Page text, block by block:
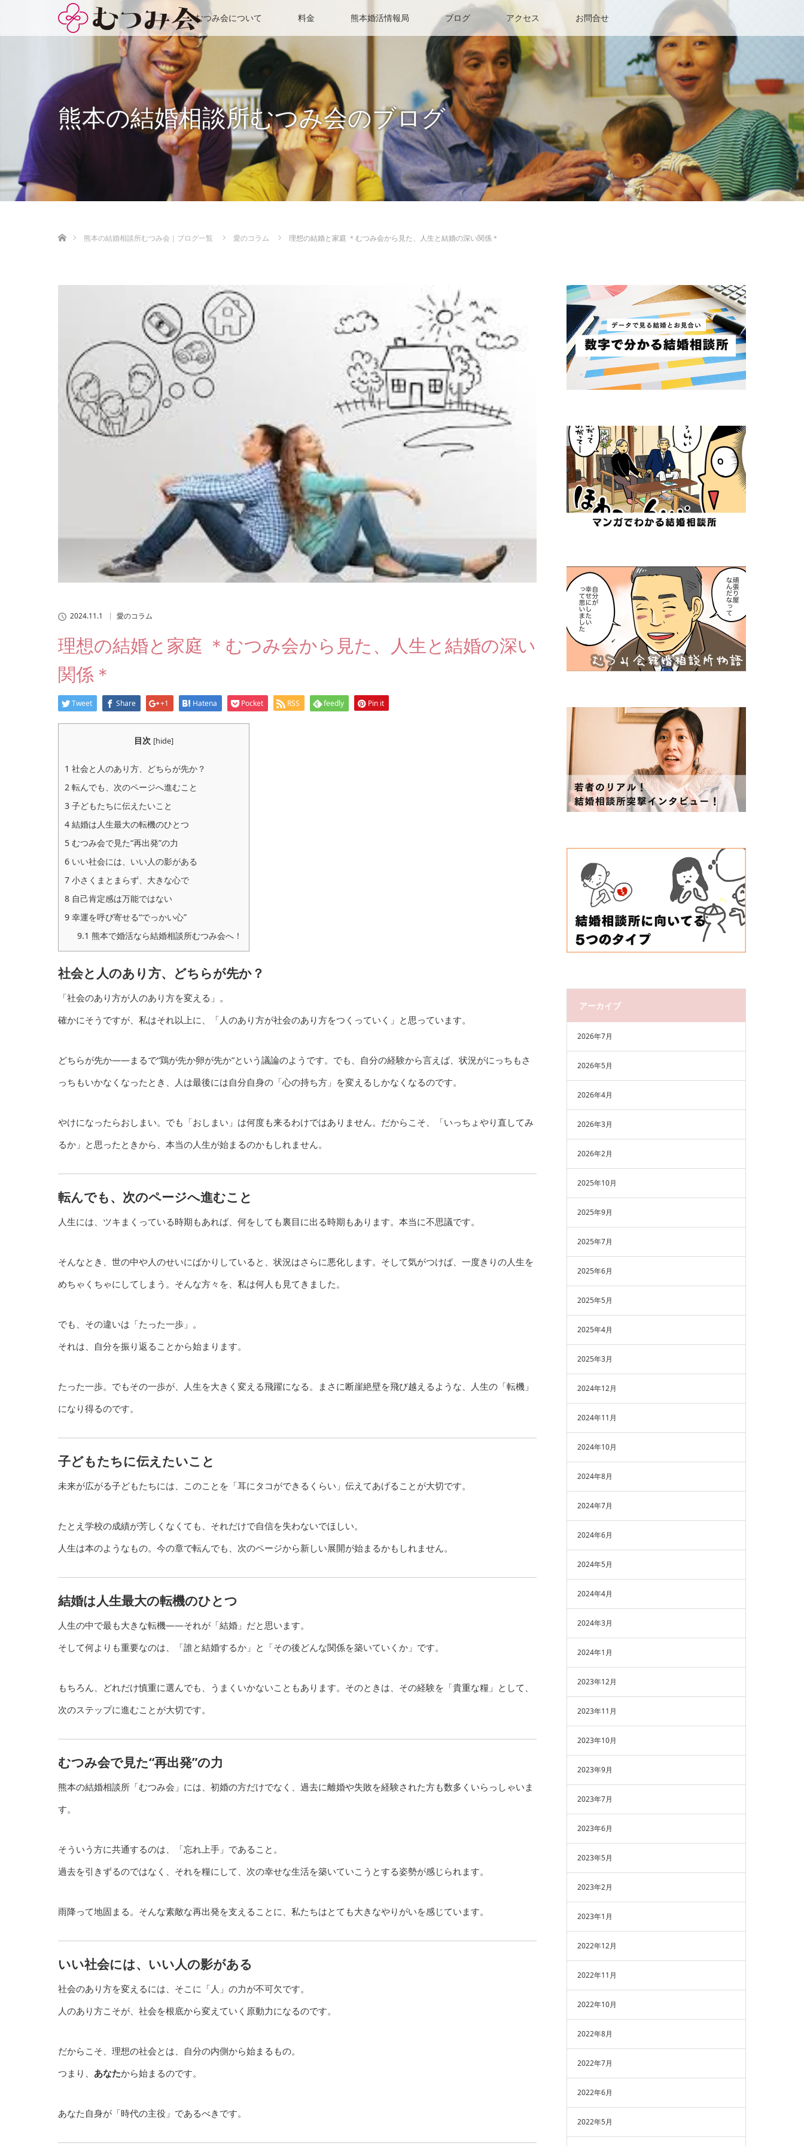
むつみ会について 料金 熊本婚活情報局 ブログ アクセス お問合せ
熊本の結婚相談所むつみ会のブログ
熊本の結婚相談所むつみ会｜ブログ一覧
愛のコラム 理想の結婚と家庭 ＊むつみ会から見た、人生と結婚の深い関係＊
2024.11.1 愛のコラム
理想の結婚と家庭 ＊むつみ会から見た、人生と結婚の深い
関係＊
Tweet Share +1 Hatena Pocket RSS feedly Pin it
目次 [hide]
1 社会と人のあり方、どちらが先か？
2 転んでも、次のページへ進むこと
3 子どもたちに伝えたいこと
4 結婚は人生最大の転機のひとつ
5 むつみ会で見た“再出発”の力
6 いい社会には、いい人の影がある
7 小さくまとまらず、大きな心で
8 自己肯定感は万能ではない
9 幸運を呼び寄せる“でっかい心”
9.1 熊本で婚活なら結婚相談所むつみ会へ！
社会と人のあり方、どちらが先か？
「社会のあり方が人のあり方を変える」。
確かにそうですが、私はそれ以上に、「人のあり方が社会のあり方をつくっていく」と思っています。
どちらが先か——まるで“鶏が先か卵が先か”という議論のようです。でも、自分の経験から言えば、状況がにっちもさ
っちもいかなくなったとき、人は最後には自分自身の「心の持ち方」を変えるしかなくなるのです。
やけになったらおしまい。でも「おしまい」は何度も来るわけではありません。だからこそ、「いっちょやり直してみ
るか」と思ったときから、本当の人生が始まるのかもしれません。
転んでも、次のページへ進むこと
人生には、ツキまくっている時期もあれば、何をしても裏目に出る時期もあります。本当に不思議です。
そんなとき、世の中や人のせいにばかりしていると、状況はさらに悪化します。そして気がつけば、一度きりの人生を
めちゃくちゃにしてしまう。そんな方々を、私は何人も見てきました。
でも、その違いは「たった一歩」。
それは、自分を振り返ることから始まります。
たった一歩。でもその一歩が、人生を大きく変える飛躍になる。まさに断崖絶壁を飛び越えるような、人生の「転機」
になり得るのです。
子どもたちに伝えたいこと
未来が広がる子どもたちには、このことを「耳にタコができるくらい」伝えてあげることが大切です。
たとえ学校の成績が芳しくなくても、それだけで自信を失わないでほしい。
人生は本のようなもの。今の章で転んでも、次のページから新しい展開が始まるかもしれません。
結婚は人生最大の転機のひとつ
人生の中で最も大きな転機——それが「結婚」だと思います。
そして何よりも重要なのは、「誰と結婚するか」と「その後どんな関係を築いていくか」です。
もちろん、どれだけ慎重に選んでも、うまくいかないこともあります。そのときは、その経験を「貴重な糧」として、
次のステップに進むことが大切です。
むつみ会で見た“再出発”の力
熊本の結婚相談所「むつみ会」には、初婚の方だけでなく、過去に離婚や失敗を経験された方も数多くいらっしゃいま
す。
そういう方に共通するのは、「忘れ上手」であること。
過去を引きずるのではなく、それを糧にして、次の幸せな生活を築いていこうとする姿勢が感じられます。
雨降って地固まる。そんな素敵な再出発を支えることに、私たちはとても大きなやりがいを感じています。
いい社会には、いい人の影がある
社会のあり方を変えるには、そこに「人」の力が不可欠です。
人のあり方こそが、社会を根底から変えていく原動力になるのです。
だからこそ、理想の社会とは、自分の内側から始まるもの。
つまり、 あなたから始まるのです。
あなた自身が「時代の主役」であるべきです。
アーカイブ
2026年7月
2026年5月
2026年4月
2026年3月
2026年2月
2025年10月
2025年9月
2025年7月
2025年6月
2025年5月
2025年4月
2025年3月
2024年12月
2024年11月
2024年10月
2024年8月
2024年7月
2024年6月
2024年5月
2024年4月
2024年3月
2024年1月
2023年12月
2023年11月
2023年10月
2023年9月
2023年7月
2023年6月
2023年5月
2023年2月
2023年1月
2022年12月
2022年11月
2022年10月
2022年8月
2022年7月
2022年6月
2022年5月